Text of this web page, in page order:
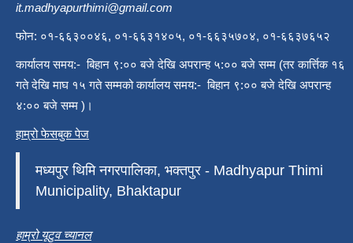
it.madhyapurthimi@gmail.com
फोन: ०१-६६३००४६, ०१-६६३१४०५, ०१-६६३५७०४, ०१-६६३७६५२
कार्यालय समय:- बिहान ९:०० बजे देखि अपरान्ह ५:०० बजे सम्म (तर कार्त्तिक १६
गते देखि माघ १५ गते सम्मको कार्यालय समय:- बिहान ९:०० बजे देखि अपरान्ह
४:०० बजे सम्म )।
हाम्रो फेसबुक पेज
मध्यपुर थिमि नगरपालिका, भक्तपुर - Madhyapur Thimi
Municipality, Bhaktapur
हाम्रो यूटुव च्यानल